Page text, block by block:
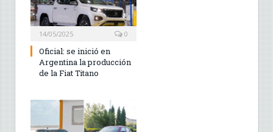
14/05/2025 0
Oficial: se inició en
Argentina la producción
de la Fiat Titano